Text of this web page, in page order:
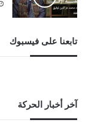
تابعنا على فيسبوك
آخر أخبار الحركة